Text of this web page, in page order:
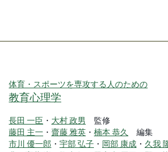
体育・スポーツを専攻する人のための
教育心理学
長田 一臣 ・ 大村 政男
監修
藤田 主一 ・ 齋藤 雅英 ・ 楠本 恭久
編集
市川 優一郎 ・ 宇部 弘子 ・ 岡部 康成 ・ 久我